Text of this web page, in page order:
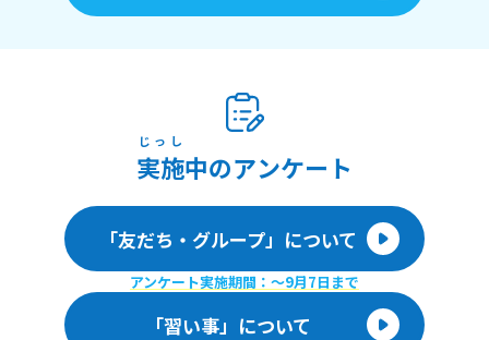
実施
じっし
中のアンケート
「友だち・グループ」について
アンケート実施期間：〜9月7日まで
「習い事」について